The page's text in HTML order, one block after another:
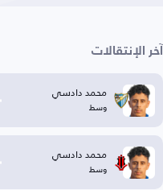
آخر الإنتقالات
محمد دادسي
وسط
محمد دادسي
وسط